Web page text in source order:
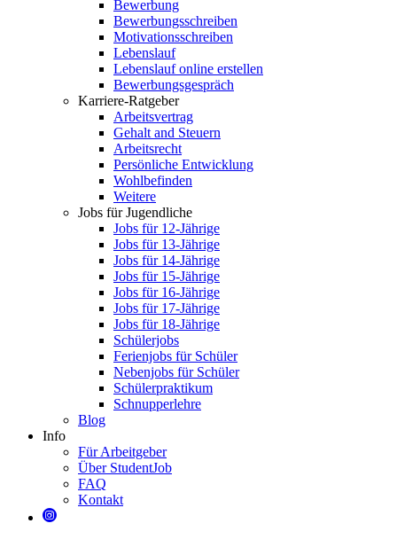
Bewerbung
Bewerbungsschreiben
Motivationsschreiben
Lebenslauf
Lebenslauf online erstellen
Bewerbungsgespräch
Karriere-Ratgeber
Arbeitsvertrag
Gehalt and Steuern
Arbeitsrecht
Persönliche Entwicklung
Wohlbefinden
Weitere
Jobs für Jugendliche
Jobs für 12-Jährige
Jobs für 13-Jährige
Jobs für 14-Jährige
Jobs für 15-Jährige
Jobs für 16-Jährige
Jobs für 17-Jährige
Jobs für 18-Jährige
Schülerjobs
Ferienjobs für Schüler
Nebenjobs für Schüler
Schülerpraktikum
Schnupperlehre
Blog
Info
Für Arbeitgeber
Über StudentJob
FAQ
Kontakt